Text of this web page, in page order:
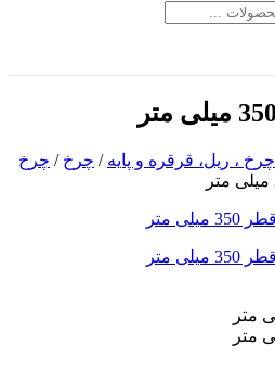
چرخ ، ریل، قرقره و پایه / چرخ / چرخ